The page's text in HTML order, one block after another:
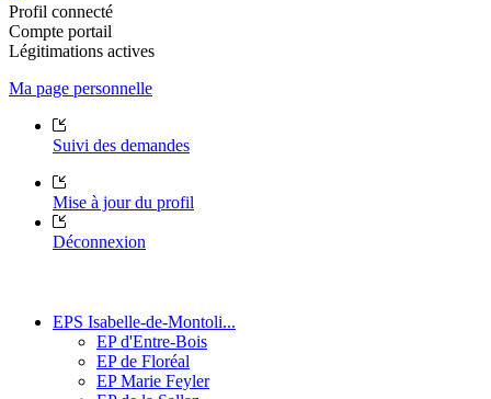
Profil connecté
Compte portail
Légitimations actives
Ma page personnelle
Suivi des demandes
Mise à jour du profil
Déconnexion
EPS Isabelle-de-Montoli...
EP d'Entre-Bois
EP de Floréal
EP Marie Feyler